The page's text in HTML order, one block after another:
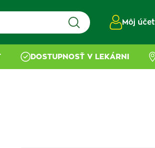
Môj účet
DOSTUPNOSŤ V LEKÁRNI